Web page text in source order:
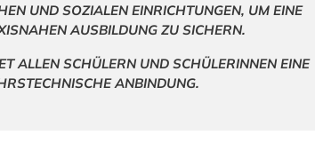
UND SOZIALEN EINRICHTUNGEN, UM EINE
AUSBILDUNG ZU SICHERN.
ALLEN SCHÜLERN UND SCHÜLERINNEN EINE
ANBINDUNG.